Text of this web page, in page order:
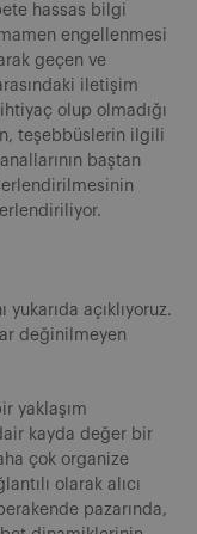
hassas bilgi
engellenmesi
geçen ve
iletişim
ihtiyaç olup olmadığı
teşebbüslerin ilgili
baştan
yukarıda açıklıyoruz.
değinilmeyen
yaklaşım
kayda değer bir
çok organize
olarak alıcı
pazarında,